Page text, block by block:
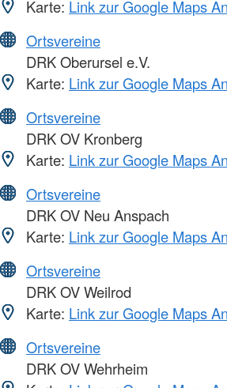
Karte: Link zur Google Maps
Ortsvereine
DRK Oberursel e.V.
Karte: Link zur Google Maps
Ortsvereine
DRK OV Kronberg
Karte: Link zur Google Maps
Ortsvereine
DRK OV Neu Anspach
Karte: Link zur Google Maps
Ortsvereine
DRK OV Weilrod
Karte: Link zur Google Maps
Ortsvereine
DRK OV Wehrheim